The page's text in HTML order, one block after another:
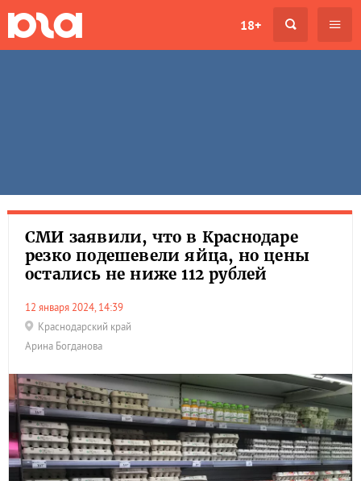
18+
СМИ заявили, что в Краснодаре
резко подешевели яйца, но цены
остались не ниже 112 рублей
12 января 2024, 14:39
Краснодарский край
Арина Богданова